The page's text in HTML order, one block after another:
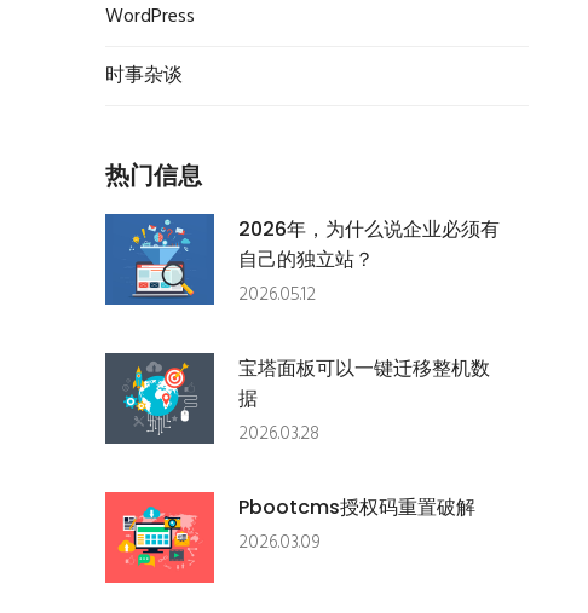
WordPress
时事杂谈
热门信息
2026年，为什么说企业必须有
自己的独立站？
2026.05.12
宝塔面板可以一键迁移整机数
据
2026.03.28
Pbootcms授权码重置破解
2026.03.09